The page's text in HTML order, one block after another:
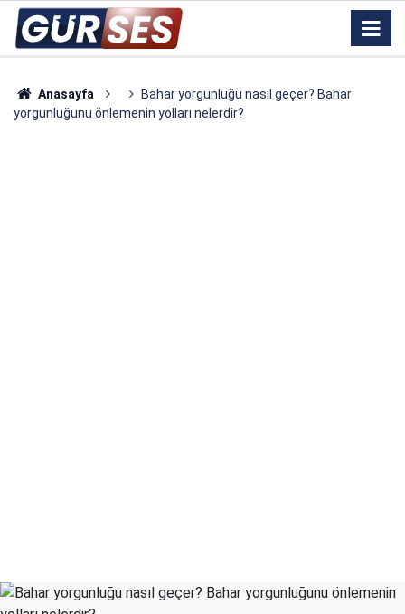
Anasayfa
Bahar yorgunluğu nasıl geçer? Bahar
yorgunluğunu önlemenin yolları nelerdir?